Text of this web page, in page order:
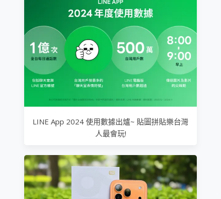
LINE App 2024 使用數據出爐~ 貼圖拼貼樂台灣
人最會玩!